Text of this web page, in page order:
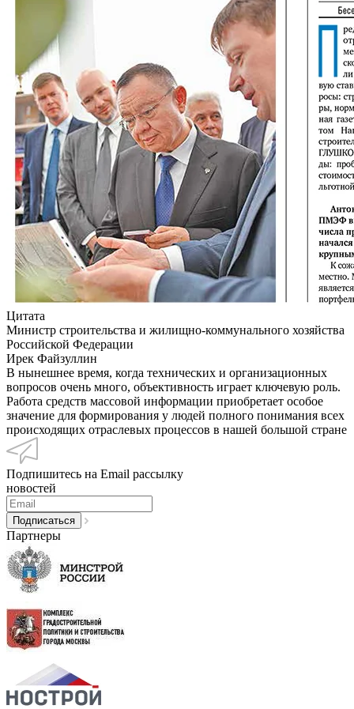
Цитата
Министр строительства и жилищно-коммунального хозяйства
Российской Федерации
Ирек Файзуллин
В нынешнее время, когда технических и организационных
вопросов очень много, объективность играет ключевую роль.
Работа средств массовой информации приобретает особое
значение для формирования у людей полного понимания всех
происходящих отраслевых процессов в нашей большой стране
Подпишитесь на Email рассылку
новостей
Партнеры